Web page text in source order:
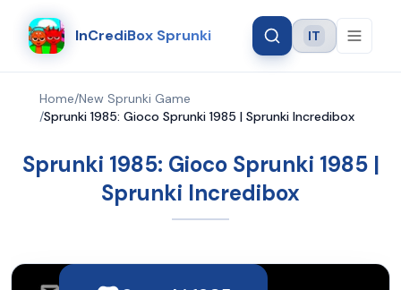
InCrediBox Sprunki Language
IT
Home/New Sprunki Game
/Sprunki 1985: Gioco Sprunki 1985 | Sprunki Incredibox
Sprunki 1985: Gioco Sprunki 1985 |
Sprunki Incredibox